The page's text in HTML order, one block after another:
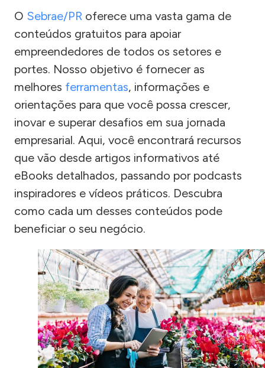
O Sebrae/PR oferece uma vasta gama de
conteúdos gratuitos para apoiar
empreendedores de todos os setores e
portes. Nosso objetivo é fornecer as
melhores ferramentas, informações e
orientações para que você possa crescer,
inovar e superar desafios em sua jornada
empresarial. Aqui, você encontrará recursos
que vão desde artigos informativos até
eBooks detalhados, passando por podcasts
inspiradores e vídeos práticos. Descubra
como cada um desses conteúdos pode
beneficiar o seu negócio.